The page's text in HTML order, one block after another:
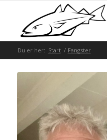
Du er her: Start / Fangster